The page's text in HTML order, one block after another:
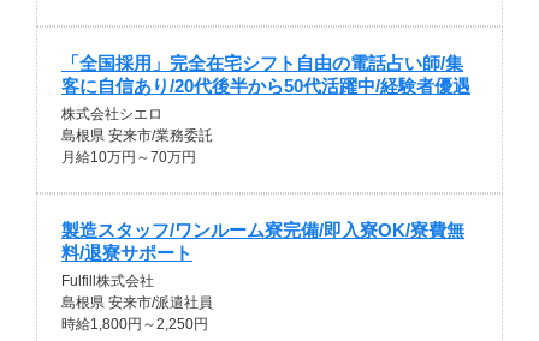
「全国採用」完全在宅シフト自由の電話占い師/集
客に自信あり/20代後半から50代活躍中/経験者優遇
株式会社シエロ
島根県 安来市/業務委託
月給10万円～70万円
製造スタッフ/ワンルーム寮完備/即入寮OK/寮費無
料/退寮サポート
Fulfill株式会社
島根県 安来市/派遣社員
時給1,800円～2,250円